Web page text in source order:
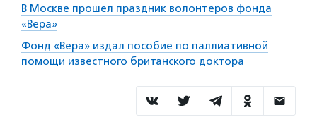
В Москве прошел праздник волонтеров фонда
«Вера»
Фонд «Вера» издал пособие по паллиативной
помощи известного британского доктора